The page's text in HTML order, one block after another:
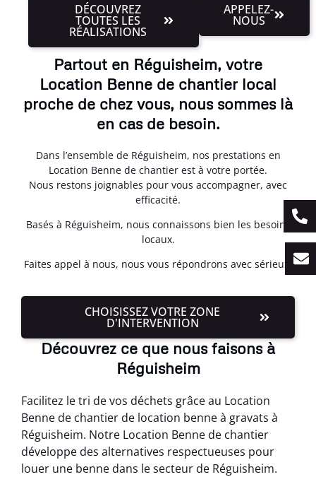
DÉCOUVREZ
TOUTES LES
RÉALISATIONS
APPELEZ-
NOUS
Partout en Réguisheim, votre
Location Benne de chantier local
proche de chez vous, nous sommes là
en cas de besoin.
Dans l’ensemble de Réguisheim, nos prestations en
Location Benne de chantier est à votre portée.
Nous restons joignables pour vous accompagner, avec
efficacité.
Basés à Réguisheim, nous connaissons bien les besoins
locaux.
Faites appel à nous, nous vous répondrons avec sérieux.
CHOISISSEZ VOTRE ZONE
D'INTERVENTION
Découvrez ce que nous faisons à
Réguisheim
Facilitez le tri de vos déchets grâce au Location
Benne de chantier de location benne à gravats à
Réguisheim. Notre Location Benne de chantier
développe des alternatives respectueuses pour
louer une benne dans le secteur de Réguisheim.